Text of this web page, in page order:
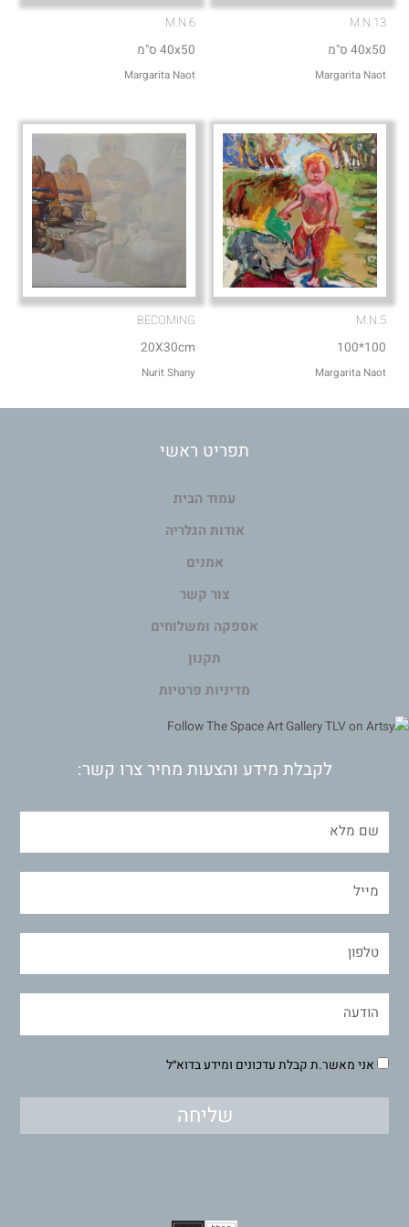
M.N.13
40x50 ס"מ
Margarita Naot
M.N.6
40x50 ס"מ
Margarita Naot
M.N.5
100*100
Margarita Naot
BECOMING
20X30cm
Nurit Shany
תפריט ראשי
עמוד הבית
אודות הגלריה
אמנים
צור קשר
אספקה ומשלוחים
תקנון
מדיניות פרטיות
לקבלת מידע והצעות מחיר צרו קשר:
אני מאשר.ת קבלת עדכונים ומידע בדוא״ל
שליחה